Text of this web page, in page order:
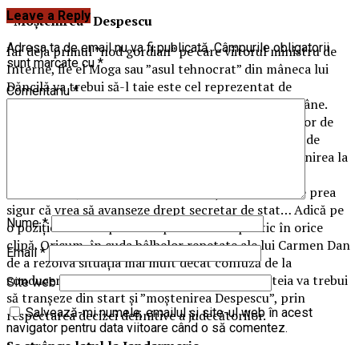
”Moștenirea” Despescu
Iar deja primul ”nod gordian” pe care viitorul ministru de
Interne, fie el Moga sau ”asul tehnocrat” din mâneca lui
Dăncilă va trebui să-l taie este cel reprezentat de
conducerea Inspectoratului General al Poliției Române.
Acolo unde, urmare a sentinței defintive a instanțelor de
judecată, chestorul Bogdan Despescu trebuie repus de
îndată în drepturi. Fie că Ioan Buda va accepta revenirea la
continua să joace la două capete, deși nici el nu este prea
sigur că vrea să avanseze drept secretar de stat… Adică pe
o poziție de unde poate fi apoi executat politic în orice
clipă. Oricum, în cuda bâlbelor repetate ale lui Carmen Dan
de a rezolva situația mai mult decât confuză de la
conducerea Poliției Române, înlocuitorul acesteia va trebui
să tranșeze din start și ”moștenirea Despescu”, prin
respectarea decizei definitive a judecătorilor.
Leave a Reply
Adresa ta de email nu va fi publicată. Câmpurile obligatorii
sunt marcate cu*
Comentariu*
Nume*
Email *
Site web
Salvează-mi numele, emailul și site-ul web în acest
navigator pentru data viitoare când o să comentez.